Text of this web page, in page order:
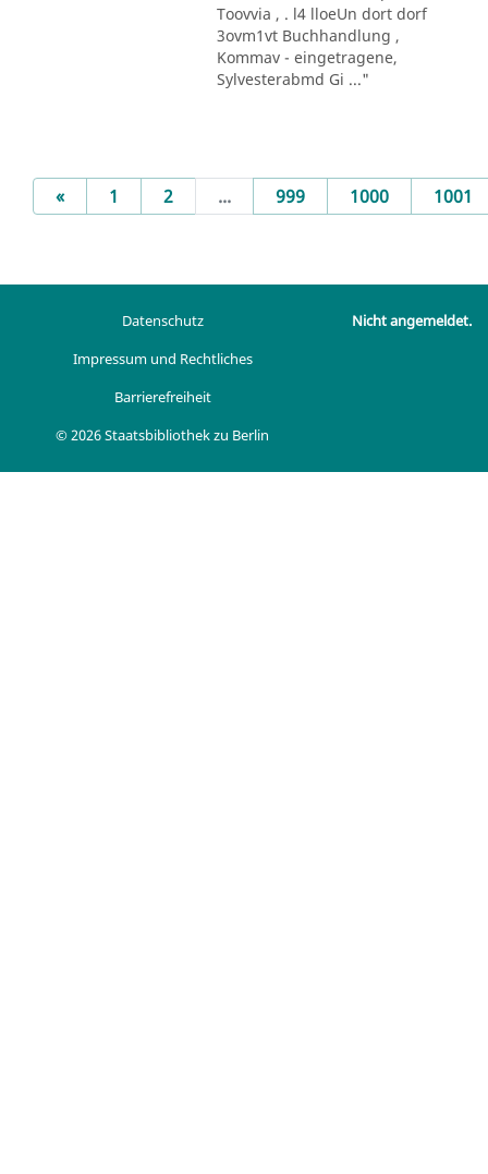
Toovvia , . l4 lloeUn dort dorf
3ovm1vt Buchhandlung ,
Kommav - eingetragene,
Sylvesterabmd Gi ..."
«Previous
1 2 ... 999 1000 1001
Datenschutz
Impressum und Rechtliches
Barrierefreiheit
© 2026 Staatsbibliothek zu Berlin
Nicht angemeldet.